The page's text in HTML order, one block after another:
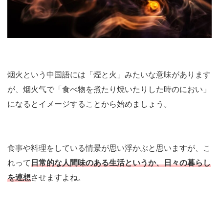
烟火という中国語には「煙と火」みたいな意味があります
が、烟火气で「食べ物を煮たり焼いたりした時のにおい」
になるとイメージすることから始めましょう。
食事や料理をしている情景が思い浮かぶと思いますが、こ
れって日常的な人間味のある生活というか、日々の暮らし
を連想させますよね。